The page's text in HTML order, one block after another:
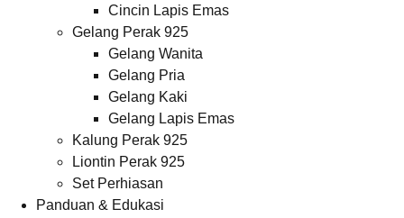
Cincin Lapis Emas
Gelang Perak 925
Gelang Wanita
Gelang Pria
Gelang Kaki
Gelang Lapis Emas
Kalung Perak 925
Liontin Perak 925
Set Perhiasan
Panduan & Edukasi